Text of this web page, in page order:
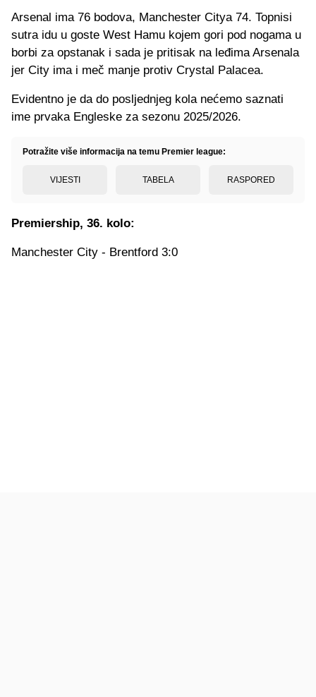
Arsenal ima 76 bodova, Manchester Citya 74. Topnisi
sutra idu u goste West Hamu kojem gori pod nogama u
borbi za opstanak i sada je pritisak na leđima Arsenala
jer City ima i meč manje protiv Crystal Palacea.
Evidentno je da do posljednjeg kola nećemo saznati
ime prvaka Engleske za sezonu 2025/2026.
Potražite više informacija na temu Premier league:
VIJESTI TABELA RASPORED
Premiership, 36. kolo:
Manchester City - Brentford 3:0